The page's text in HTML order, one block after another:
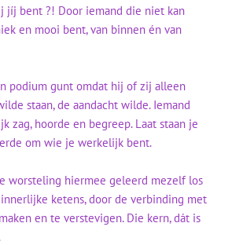
bent ?! Door iemand die niet kan
en mooi bent, van binnen én van
podium gunt omdat hij of zij alleen
staan, de aandacht wilde. Iemand
zag, hoorde en begreep. Laat staan je
om wie je werkelijk bent.
worsteling hiermee geleerd mezelf los
ketens, door de verbinding met
en te verstevigen. Die kern, dát is